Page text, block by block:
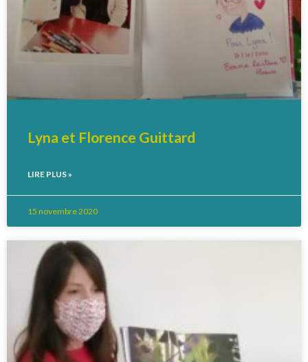
Lyna et Florence Guittard
LIRE PLUS »
15 novembre 2020